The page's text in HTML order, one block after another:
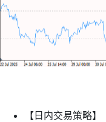
【日内交易策略】